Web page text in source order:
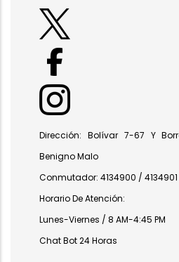
Dirección: Bolívar 7-67 Y
Benigno Malo
Conmutador: 4134900 / 4134901
Horario De Atención:
Lunes-Viernes / 8 AM-4:45 PM
Chat Bot 24 Horas